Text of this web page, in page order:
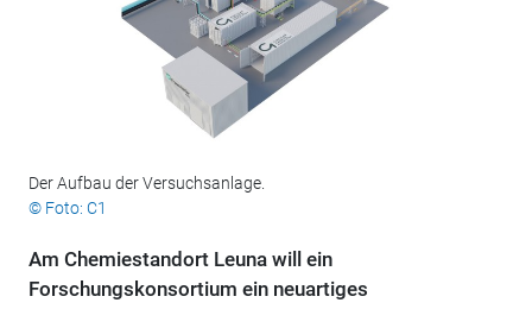
Der Aufbau der Versuchsanlage.
© Foto: C1
Am Chemiestandort Leuna will ein
Forschungskonsortium ein neuartiges